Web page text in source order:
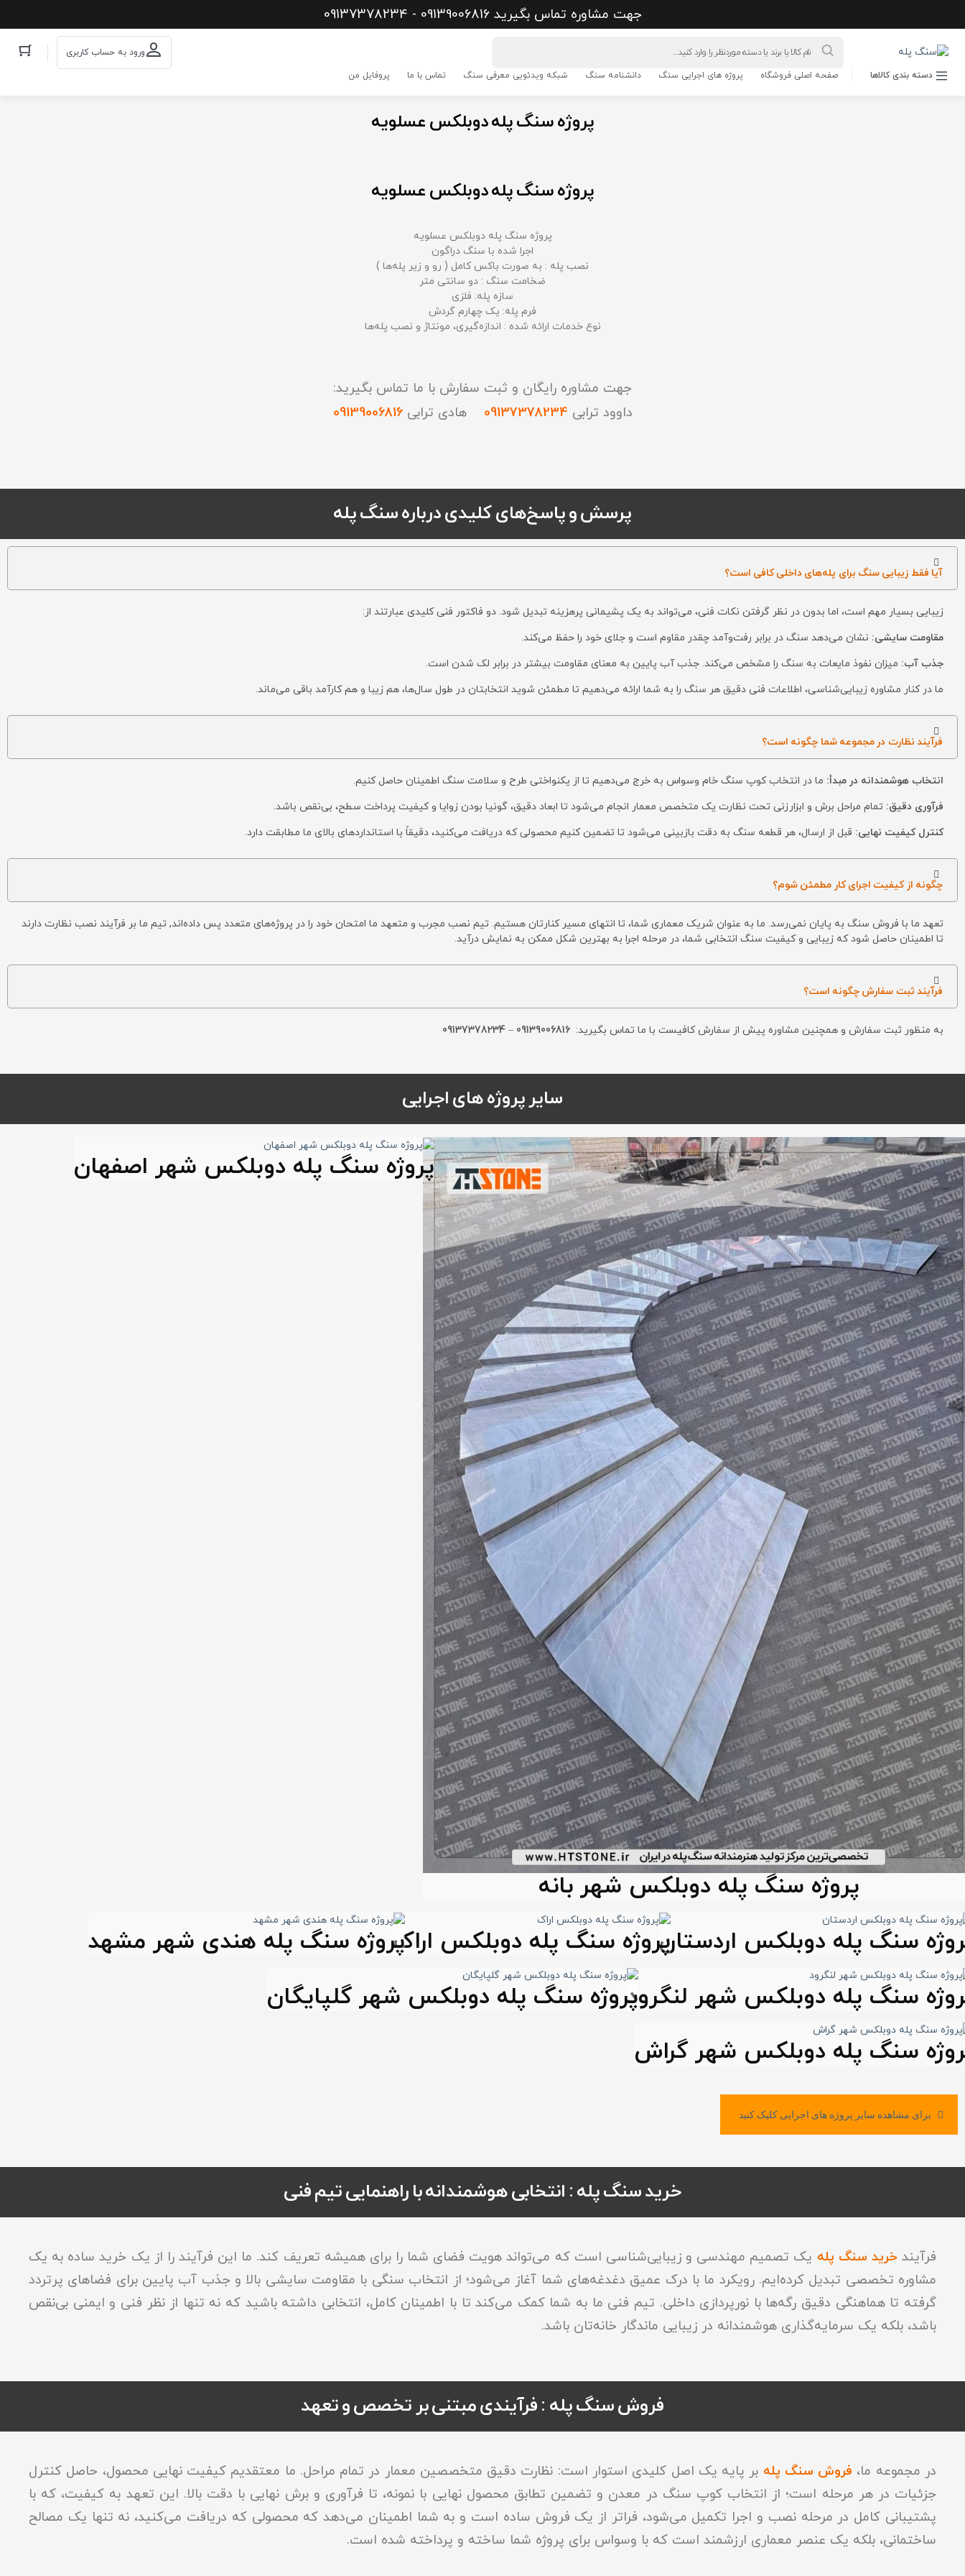
جهت مشاوره تماس بگیرید 09139006816 - 09137378234
ورود به حساب کاربری
دسته بندی کالاها صفحه اصلی فروشگاه پروژه های اجرایی سنگ دانشنامه سنگ شبکه ویدئویی معرفی سنگ تماس با ما پروفایل من
پروژه سنگ پله دوبلکس عسلویه
پروژه سنگ پله دوبلکس عسلویه
پروژه سنگ پله دوبلکس عسلویه
اجرا شده با سنگ دراگون
نصب پله : به صورت باکس کامل ( رو و زیر پله‌ها )
ضخامت سنگ : دو سانتی متر
سازه پله: فلزی
فرم پله: یک چهارم گردش
نوع خدمات ارائه شده : اندازه‌گیری، مونتاژ و نصب پله‌ها
جهت مشاوره رایگان و ثبت سفارش با ما تماس بگیرید:
داوود ترابی 09137378234 هادی ترابی09139006816
پرسش و پاسخ‌های کلیدی درباره سنگ پله
آیا فقط زیبایی سنگ برای پله‌های داخلی کافی است؟
زیبایی بسیار مهم است، اما بدون در نظر گرفتن نکات فنی، می‌تواند به یک پشیمانی پرهزینه تبدیل شود. دو فاکتور فنی کلیدی عبارتند از:
مقاومت سایشی: نشان می‌دهد سنگ در برابر رفت‌وآمد چقدر مقاوم است و جلای خود را حفظ می‌کند.
جذب آب: میزان نفوذ مایعات به سنگ را مشخص می‌کند. جذب آب پایین به معنای مقاومت بیشتر در برابر لک شدن است.
ما در کنار مشاوره زیبایی‌شناسی، اطلاعات فنی دقیق هر سنگ را به شما ارائه می‌دهیم تا مطمئن شوید انتخابتان در طول سال‌ها، هم زیبا و هم کارآمد باقی می‌ماند.
فرآیند نظارت در مجموعه شما چگونه است؟
انتخاب هوشمندانه در مبدأ: ما در انتخاب کوپ سنگ خام وسواس به خرج می‌دهیم تا از یکنواختی طرح و سلامت سنگ اطمینان حاصل کنیم.
فرآوری دقیق: تمام مراحل برش و ابزارزنی تحت نظارت یک متخصص معمار انجام می‌شود تا ابعاد دقیق، گونیا بودن زوایا و کیفیت پرداخت سطح، بی‌نقص باشد.
کنترل کیفیت نهایی: قبل از ارسال، هر قطعه سنگ به دقت بازبینی می‌شود تا تضمین کنیم محصولی که دریافت می‌کنید، دقیقاً با استانداردهای بالای ما مطابقت دارد.
چگونه از کیفیت اجرای کار مطمئن شوم؟
تعهد ما با فروش سنگ به پایان نمی‌رسد. ما به عنوان شریک معماری شما، تا انتهای مسیر کنارتان هستیم. تیم نصب مجرب و متعهد ما امتحان خود را در پروژه‌های متعدد پس داده‌اند, تیم ما بر فرآیند نصب نظارت دارند
تا اطمینان حاصل شود که زیبایی و کیفیت سنگ انتخابی شما، در مرحله اجرا به بهترین شکل ممکن به نمایش درآید.
فرآیند ثبت سفارش چگونه است؟
به منظور ثبت سفارش و همچنین مشاوره پیش از سفارش کافیست با ما تماس بگیرید: 09139006816
–
09137378234
سایر پروژه های اجرایی
پروژه سنگ پله دوبلکس شهر بانه
پروژه سنگ پله دوبلکس شهر اصفهان
سنگ پله دوبلکس اردستانپروژه سنگ پله دوبلکس اراکپروژه سنگ پله هندی شهر مشهد
سنگ پله دوبلکس شهر لنگرودپروژه سنگ پله دوبلکس شهر گلپایگان
سنگ پله دوبلکس شهر گراش
برای مشاهده سایر پروژه های اجرایی کلیک کنید
خرید سنگ پله : انتخابی هوشمندانه با راهنمایی تیم فنی
فرآیندخرید سنگ پله یک تصمیم مهندسی و زیبایی‌شناسی است که می‌تواند هویت فضای شما را برای همیشه تعریف کند. ما این فرآیند را از یک خرید ساده به یک
مشاوره تخصصی تبدیل کرده‌ایم. رویکرد ما با درک عمیق دغدغه‌های شما آغاز می‌شود؛ از انتخاب سنگی با مقاومت سایشی بالا و جذب آب پایین برای فضاهای پرتردد
گرفته تا هماهنگی دقیق رگه‌ها با نورپردازی داخلی. تیم فنی ما به شما کمک می‌کند تا با اطمینان کامل، انتخابی داشته باشید که نه تنها از نظر فنی و ایمنی بی‌نقص
باشد، بلکه یک سرمایه‌گذاری هوشمندانه در زیبایی ماندگار خانه‌تان باشد.
فروش سنگ پله : فرآیندی مبتنی بر تخصص و تعهد
در مجموعه ما، فروش سنگ پله بر پایه یک اصل کلیدی استوار است: نظارت دقیق متخصصین معمار در تمام مراحل. ما معتقدیم کیفیت نهایی محصول، حاصل کنترل
جزئیات در هر مرحله است؛ از انتخاب کوپ سنگ در معدن و تضمین تطابق محصول نهایی با نمونه، تا فرآوری و برش نهایی با دقت بالا. این تعهد به کیفیت، که با
پشتیبانی کامل در مرحله نصب و اجرا تکمیل می‌شود، فراتر از یک فروش ساده است و به شما اطمینان می‌دهد که محصولی که دریافت می‌کنید، نه تنها یک مصالح
ساختمانی، بلکه یک عنصر معماری ارزشمند است که با وسواس برای پروژه شما ساخته و پرداخته شده است.